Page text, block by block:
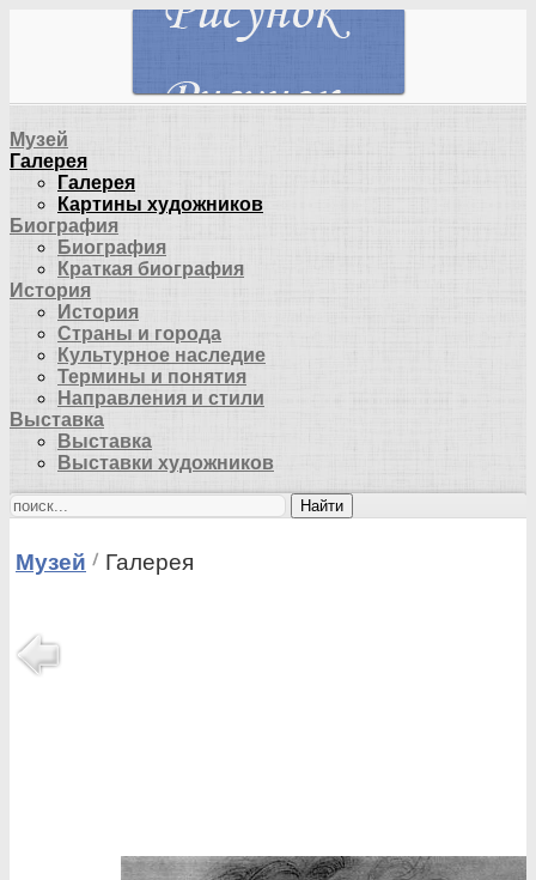
Музей
Галерея
Галерея
Картины художников
Биография
Биография
Краткая биография
История
История
Страны и города
Культурное наследие
Термины и понятия
Направления и стили
Выставка
Выставка
Выставки художников
Найти
Музей Галерея